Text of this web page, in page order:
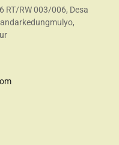
RT/RW 003/006, Desa